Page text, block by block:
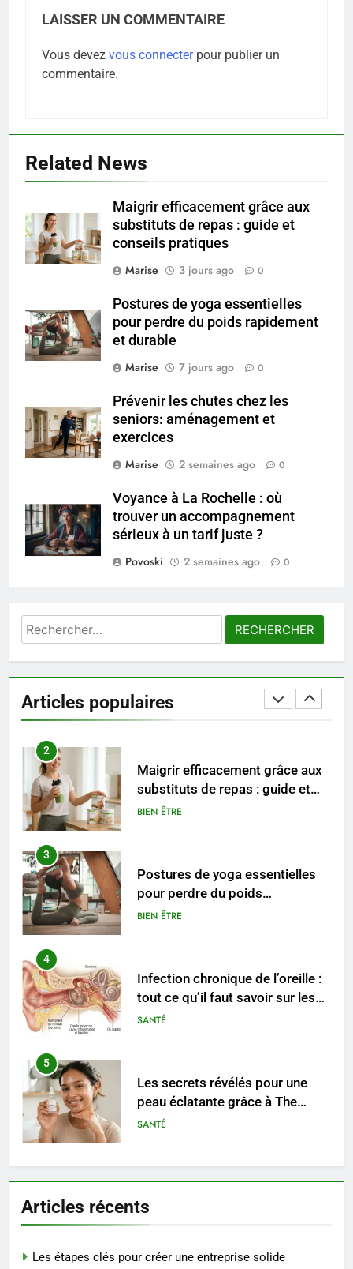
LAISSER UN COMMENTAIRE
Vous devez vous connecterpour publier un
commentaire.
Related News
Maigrir efficacement grâce aux
substituts de repas : guide et
conseils pratiques
Marise
3 jours ago 0
Postures de yoga essentielles
pour perdre du poids rapidement
et durable
Marise
7 jours ago 0
Prévenir les chutes chez les
seniors: aménagement et
exercices
Marise
2 semaines ago 0
Voyance à La Rochelle : où
trouver un accompagnement
sérieux à un tarif juste ?
Povoski
2 semaines ago 0
Rechercher :
Articles populaires
5
Les secrets révélés pour une
peau éclatante grâce à The
6
seniors: aménagement et
exercices
BIEN ÊTRE
7
Voyance à La Rochelle : où
trouver un accompagnement
sérieux à un tarif juste ?
BIEN ÊTRE
8
Sclérose en plaques et
femmes enceintes doivent
connaître
SANTÉ
1
Les étapes clés pour créer une
ENTREPRISE
2
Maigrir efficacement grâce aux
substituts de repas : guide et
conseils pratiques
BIEN ÊTRE
3
Postures de yoga essentielles
pour perdre du poids
rapidement et durable
BIEN ÊTRE
4
Infection chronique de l’oreille :
tout ce qu’il faut savoir sur les
saignements
SANTÉ
5
Les secrets révélés pour une
peau éclatante grâce à The
Ordinary
SANTÉ
6
Prévenir les chutes chez les
seniors: aménagement et
exercices
BIEN ÊTRE
Articles récents
Les étapes clés pour créer une entreprise solide